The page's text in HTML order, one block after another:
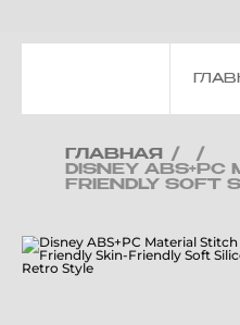
ГЛАВНАЯ /
/
DISNEY ABS+PC
FRIENDLY SOFT